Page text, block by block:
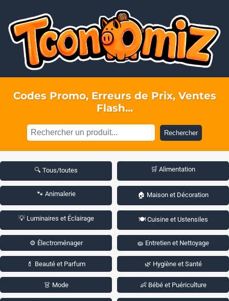
Codes Promo, Erreurs de Prix, Ventes
Flash...
Rechercher
🔍 Tous/toutes 🛒 Alimentation
🐾 Animalerie 🏠 Maison et Décoration
💡 Luminaires et Éclairage 🍽️ Cuisine et Ustensiles
⚙️ Électroménager 🧽 Entretien et Nettoyage
💄 Beauté et Parfum 🌿 Hygiène et Santé
👗 Mode 👶 Bébé et Puériculture